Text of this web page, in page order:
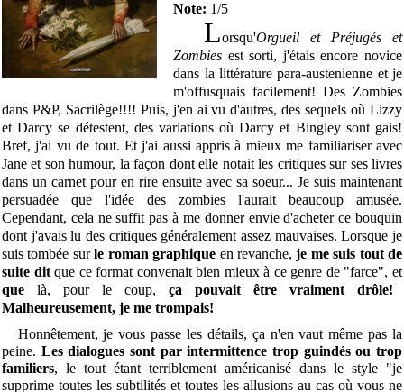
Note: 1/5
Lorsqu'Orgueil et Préjugés et
Zombies est sorti, j'étais encore novice
dans la littérature para-austenienne et je
m'offusquais facilement! Des Zombies
dans P&P, Sacrilège!!!! Puis, j'en ai vu d'autres, des sequels où Lizzy
et Darcy se détestent, des variations où Darcy et Bingley sont gais!
Bref, j'ai vu de tout. Et j'ai aussi appris à mieux me familiariser avec
Jane et son humour, la façon dont elle notait les critiques sur ses livres
dans un carnet pour en rire ensuite avec sa soeur... Je suis maintenant
persuadée que l'idée des zombies l'aurait beaucoup amusée.
Cependant, cela ne suffit pas à me donner envie d'acheter ce bouquin
dont j'avais lu des critiques généralement assez mauvaises. Lorsque je
suis tombée surle roman graphique en revanche,je me suis tout de
suite ditque ce format convenait bien mieux à ce genre de "farce", et
que là, pour le coup, ça pouvait être vraiment drôle!
Malheureusement, je me trompais!
Honnêtement, je vous passe les détails, ça n'en vaut même pas la
peine. Les dialogues sont par intermittence trop guindés ou trop
familiers, le tout étant terriblement américanisé dans le style "je
supprime toutes les subtilités et toutes les allusions au cas où vous ne